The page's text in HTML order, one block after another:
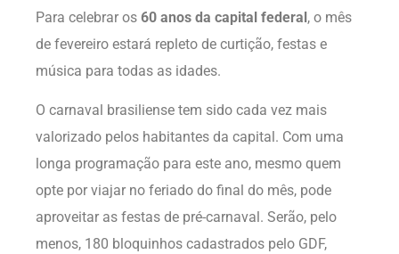
Para celebrar os 60 anos da capital federal, o mês
de fevereiro estará repleto de curtição, festas e
música para todas as idades.
O carnaval brasiliense tem sido cada vez mais
valorizado pelos habitantes da capital. Com uma
longa programação para este ano, mesmo quem
opte por viajar no feriado do final do mês, pode
aproveitar as festas de pré-carnaval. Serão, pelo
menos, 180 bloquinhos cadastrados pelo GDF,